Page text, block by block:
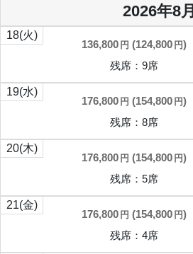
2026年8月
18(火)
136,800 円 (124,800 円)
残席：9席
19(水)
176,800 円 (154,800 円)
残席：8席
20(木)
176,800 円 (154,800 円)
残席：5席
21(金)
176,800 円 (154,800 円)
残席：4席